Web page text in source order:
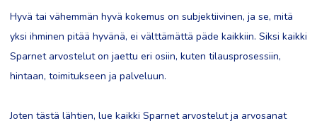
Hyvä tai vähemmän hyvä kokemus on subjektiivinen, ja se, mitä
yksi ihminen pitää hyvänä, ei välttämättä päde kaikkiin. Siksi kaikki
Sparnet arvostelut on jaettu eri osiin, kuten tilausprosessiin,
hintaan, toimitukseen ja palveluun.
Joten tästä lähtien, lue kaikki Sparnet arvostelut ja arvosanat